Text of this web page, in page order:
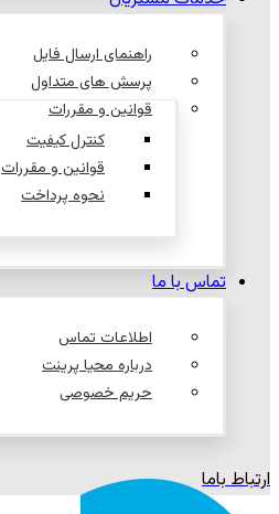
راهنمای ارسال فایل
پرسش های متداول
قوانین و مقررات
کنترل کیفیت
قوانین و مقررات
نحوه پرداخت
تماس با ما
اطلاعات تماس
درباره محیا پرینت
حریم خصوصی
ارتباط باما